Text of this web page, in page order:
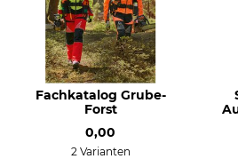
Fachkatalog Grube-
Forst
0,00
2 Varianten